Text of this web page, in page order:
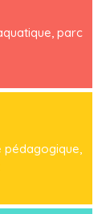
parc
pédagogique,